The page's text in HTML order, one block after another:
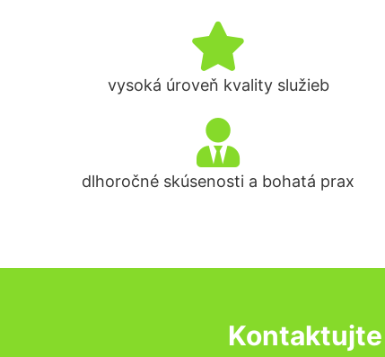
vysoká úroveň kvality služieb
dlhoročné skúsenosti a bohatá prax